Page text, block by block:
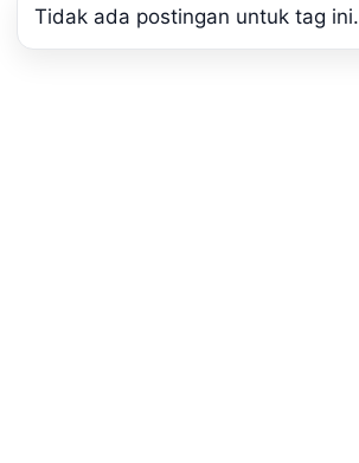
Tidak ada postingan untuk tag ini.